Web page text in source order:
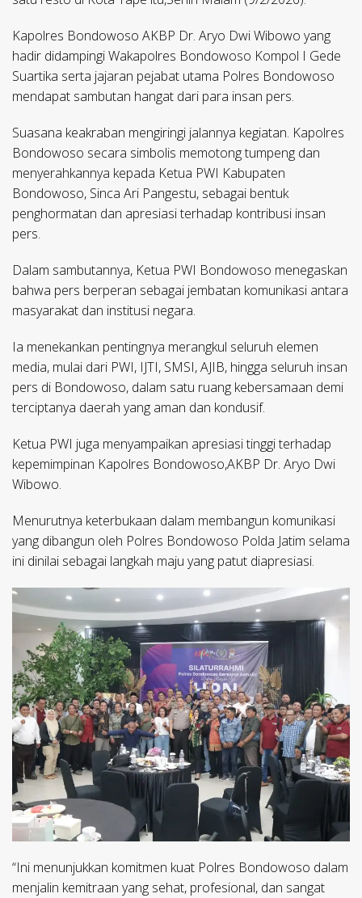
Kapolres Bondowoso AKBP Dr. Aryo Dwi Wibowo yang
hadir didampingi Wakapolres Bondowoso Kompol I Gede
Suartika serta jajaran pejabat utama Polres Bondowoso
mendapat sambutan hangat dari para insan pers.
Suasana keakraban mengiringi jalannya kegiatan. Kapolres
Bondowoso secara simbolis memotong tumpeng dan
menyerahkannya kepada Ketua PWI Kabupaten
Bondowoso, Sinca Ari Pangestu, sebagai bentuk
penghormatan dan apresiasi terhadap kontribusi insan
pers.
Dalam sambutannya, Ketua PWI Bondowoso menegaskan
bahwa pers berperan sebagai jembatan komunikasi antara
masyarakat dan institusi negara.
Ia menekankan pentingnya merangkul seluruh elemen
media, mulai dari PWI, IJTI, SMSI, AJIB, hingga seluruh insan
pers di Bondowoso, dalam satu ruang kebersamaan demi
terciptanya daerah yang aman dan kondusif.
Ketua PWI juga menyampaikan apresiasi tinggi terhadap
kepemimpinan Kapolres Bondowoso,AKBP Dr. Aryo Dwi
Wibowo.
Menurutnya keterbukaan dalam membangun komunikasi
yang dibangun oleh Polres Bondowoso Polda Jatim selama
ini dinilai sebagai langkah maju yang patut diapresiasi.
“Ini menunjukkan komitmen kuat Polres Bondowoso dalam
menjalin kemitraan yang sehat, profesional, dan sangat